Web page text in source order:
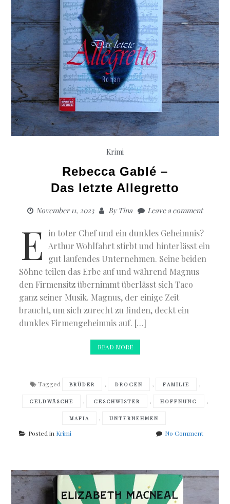
Krimi
Rebecca Gablé –
Das letzte Allegretto
November 11, 2023 ByTina Leave a comment
E in toter Chef und ein dunkles Geheimnis?
Arthur Wohlfahrt stirbt und hinterlässt ein
gut laufendes Unternehmen. Seine beiden
Söhne teilen das Erbe auf und während Magnus
den Firmensitz übernimmt überlässt sich Taco
ganz seiner Musik. Magnus, der einige Zeit
braucht, um sich zurecht zu finden, deckt ein
dunkles Firmengeheimnis auf. […]
READ MORE
Tagged BRÜDER , DROGEN , FAMILIE ,
GELDWÄSCHE , GESCHWISTER , HOFFNUNG ,
MAFIA , UNTERNEHMEN
Posted in Krimi No Commenton
Das